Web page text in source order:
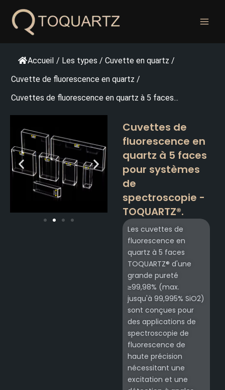
content
Accueil / Les types / Cuvette en quartz /
Cuvette de fluorescence en quartz /
Cuvettes de fluorescence en quartz à 5 faces...
Cuvettes de
fluorescence en
quartz à 5 faces
pour systèmes
de
spectroscopie -
TOQUARTZ®.
Les cuvettes de
fluorescence en
quartz à 5 faces
TOQUARTZ® d'une
grande pureté
≥99,98% (max.
jusqu'à 99,995% SiO2)
sont conçues pour
des applications de
spectroscopie de
fluorescence de
haute précision
nécessitant une
excitation et une